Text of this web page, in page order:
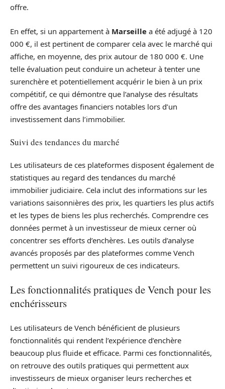
offre.
En effet, si un appartement à Marseille a été adjugé à 120
000 €, il est pertinent de comparer cela avec le marché qui
affiche, en moyenne, des prix autour de 180 000 €. Une
telle évaluation peut conduire un acheteur à tenter une
surenchère et potentiellement acquérir le bien à un prix
compétitif, ce qui démontre que l’analyse des résultats
offre des avantages financiers notables lors d’un
investissement dans l’immobilier.
Suivi des tendances du marché
Les utilisateurs de ces plateformes disposent également de
statistiques au regard des tendances du marché
immobilier judiciaire. Cela inclut des informations sur les
variations saisonnières des prix, les quartiers les plus actifs
et les types de biens les plus recherchés. Comprendre ces
données permet à un investisseur de mieux cerner où
concentrer ses efforts d’enchères. Les outils d’analyse
avancés proposés par des plateformes comme Vench
permettent un suivi rigoureux de ces indicateurs.
Les fonctionnalités pratiques de Vench pour les
enchérisseurs
Les utilisateurs de Vench bénéficient de plusieurs
fonctionnalités qui rendent l’expérience d’enchère
beaucoup plus fluide et efficace. Parmi ces fonctionnalités,
on retrouve des outils pratiques qui permettent aux
investisseurs de mieux organiser leurs recherches et